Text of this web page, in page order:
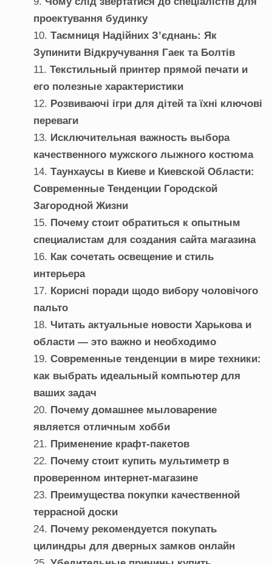
проектування будинку
Таємниця Надійних З’єднань: Як
Зупинити Відкручування Гаек та Болтів
Текстильный принтер прямой печати и
его полезные характеристики
Розвиваючі ігри для дітей та їхні ключові
переваги
Исключительная важность выбора
качественного мужского лыжного костюма
Таунхаусы в Киеве и Киевской Области:
Современные Тенденции Городской
Загородной Жизни
Почему стоит обратиться к опытным
специалистам для создания сайта магазина
Как сочетать освещение и стиль
интерьера
Корисні поради щодо вибору чоловічого
пальто
Читать актуальные новости Харькова и
области — это важно и необходимо
Современные тенденции в мире техники:
как выбрать идеальный компьютер для
ваших задач
Почему домашнее мыловарение
является отличным хобби
Применение крафт-пакетов
Почему стоит купить мультиметр в
проверенном интернет-магазине
Преимущества покупки качественной
террасной доски
Почему рекомендуется покупать
цилиндры для дверных замков онлайн